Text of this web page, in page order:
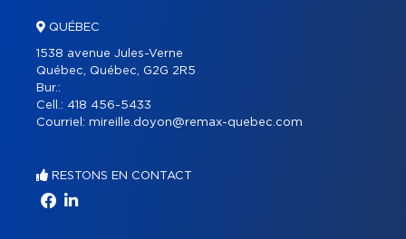
QUÉBEC
1538 avenue Jules-Verne
Québec, Québec, G2G 2R5
Bur.:
Cell.: 418 456-5433
Courriel: mireille.doyon@remax-quebec.com
RESTONS EN CONTACT